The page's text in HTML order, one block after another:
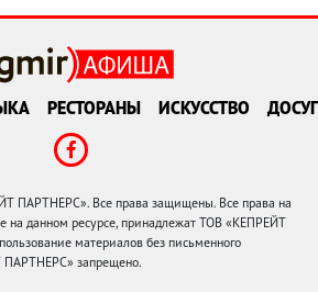
РЕСТОРАНЫ ИСКУССТВО ДОСУГ
ПАРТНЕРС». Все права защищены. Все права на
на данном ресурсе, принадлежат ТОВ «КЕПРЕЙТ
материалов без письменного
запрещено.